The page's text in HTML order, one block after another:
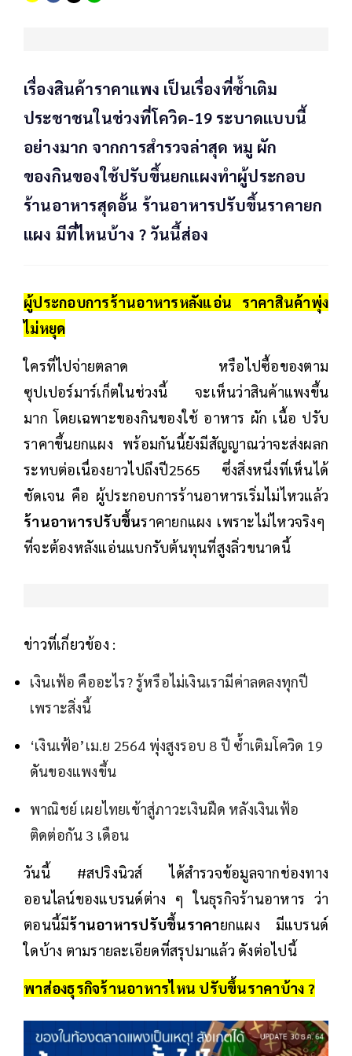
เรื่องสินค้าราคาแพง เป็นเรื่องที่ซ้ำเติม
ประชาชนในช่วงที่โควิด-19 ระบาดแบบนี้
อย่างมาก จากการสำรวจล่าสุด หมู ผัก
ของกินของใช้ปรับขึ้นยกแผงทำผู้ประกอบ
ร้านอาหารสุดอั้น ร้านอาหารปรับขึ้นราคายก
แผง มีที่ไหนบ้าง ? วันนี้ส่อง
ผู้ประกอบการร้านอาหารหลังแอ่น ราคาสินค้าพุ่ง
ไม่หยุด
ใครที่ไปจ่ายตลาด หรือไปซื้อของตาม
ซุปเปอร์มาร์เก็ตในช่วงนี้ จะเห็นว่าสินค้าแพงขึ้น
มาก โดยเฉพาะของกินของใช้ อาหาร ผัก เนื้อ ปรับ
ราคาขึ้นยกแผง พร้อมกันนี้ยังมีสัญญาณว่าจะส่งผลก
ระทบต่อเนื่องยาวไปถึงปี2565 ซึ่งสิ่งหนึ่งที่เห็นได้
ชัดเจน คือ ผู้ประกอบการร้านอาหารเริ่มไม่ไหวแล้ว
ร้านอาหารปรับขึ้นราคายกแผง เพราะไม่ไหวจริงๆ
ที่จะต้องหลังแอ่นแบกรับต้นทุนที่สูงลิ่วขนาดนี้
ข่าวที่เกี่ยวข้อง :
เงินเฟ้อ คืออะไร? รู้หรือไม่เงินเรามีค่าลดลงทุกปี
เพราะสิ่งนี้
‘เงินเฟ้อ’เม.ย 2564 พุ่งสูงรอบ 8 ปี ซ้ำเติมโควิด 19
ดันของแพงขึ้น
พาณิชย์ เผยไทยเข้าสู่ภาวะเงินฝืด หลังเงินเฟ้อ
ติดต่อกัน 3 เดือน
วันนี้ #สปริงนิวส์ ได้สำรวจข้อมูลจากช่องทาง
ออนไลน์ของแบรนด์ต่าง ๆ ในธุรกิจร้านอาหาร ว่า
ตอนนี้มีร้านอาหารปรับขึ้นราคายกแผง มีแบรนด์
ใดบ้าง ตามรายละเอียดที่สรุปมาแล้ว ดังต่อไปนี้
พาส่องธุรกิจร้านอาหารไหน ปรับขึ้นราคาบ้าง ?